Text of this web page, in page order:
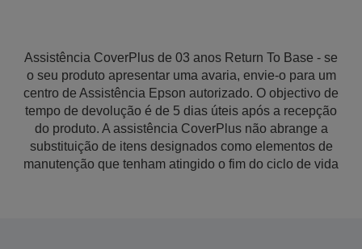
Assistência CoverPlus de 03 anos Return To Base - se
o seu produto apresentar uma avaria, envie-o para um
centro de Assistência Epson autorizado. O objectivo de
tempo de devolução é de 5 dias úteis após a recepção
do produto. A assistência CoverPlus não abrange a
substituição de itens designados como elementos de
manutenção que tenham atingido o fim do ciclo de vida